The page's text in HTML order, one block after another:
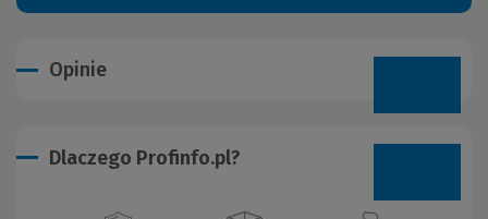
Opinie
Dlaczego Profinfo.pl?